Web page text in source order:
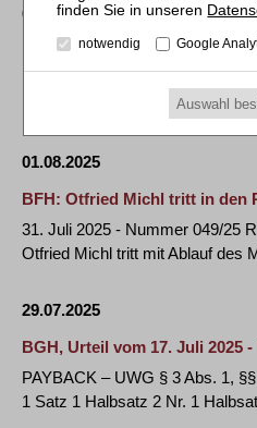
04.08.2025
BGH, Urteil vom 13. Mai 2025 -
Darlegung eines immateriellen
01.08.2025
BFH: Otfried Michl tritt in den
31. Juli 2025 - Nummer 049/25
Otfried Michl tritt mit Ablauf des
29.07.2025
BGH, Urteil vom 17. Juli 2025 -
PAYBACK – UWG § 3 Abs. 1,
1 Satz 1 Halbsatz 2 Nr. 1
notwendig Google
Auswahl